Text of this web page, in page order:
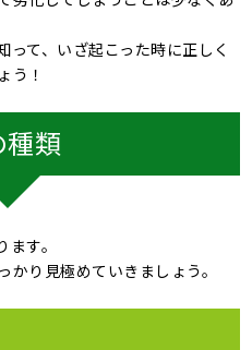
て、いざ起こった時に正しく
う！
類
す。
り見極めていきましょう。